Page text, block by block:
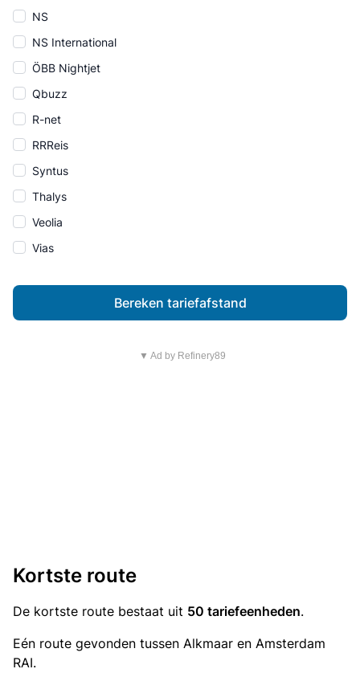
NS
NS International
ÖBB Nightjet
Qbuzz
R-net
RRReis
Syntus
Thalys
Veolia
Vias
Bereken tariefafstand
▼ Ad by Refinery89
Kortste route
De kortste route bestaat uit 50 tariefeenheden.
Eén route gevonden tussen Alkmaar en Amsterdam
RAI.